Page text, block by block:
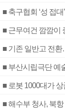
■ 근무여건 깜깜이
■ 기존 일반고 전
■ 부산시립극단 예
■ 로봇 1000대가
■ 해수부 청사, 북